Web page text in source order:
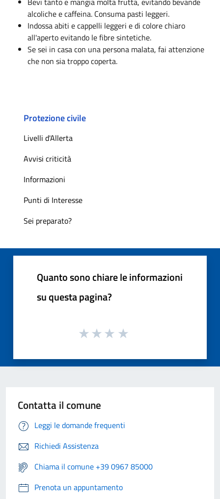
alcoliche e caffeina. Consuma pasti leggeri.
Indossa abiti e cappelli leggeri e di colore chiaro
all'aperto evitando le fibre sintetiche.
Se sei in casa con una persona malata, fai attenzione
che non sia troppo coperta.
Protezione civile
Livelli d'Allerta
Avvisi criticità
Informazioni
Punti di Interesse
Sei preparato?
Quanto sono chiare le informazioni
su questa pagina?
Contatta il comune
Leggi le domande frequenti
Richiedi Assistenza
Chiama il comune +39 0967 85000
Prenota un appuntamento